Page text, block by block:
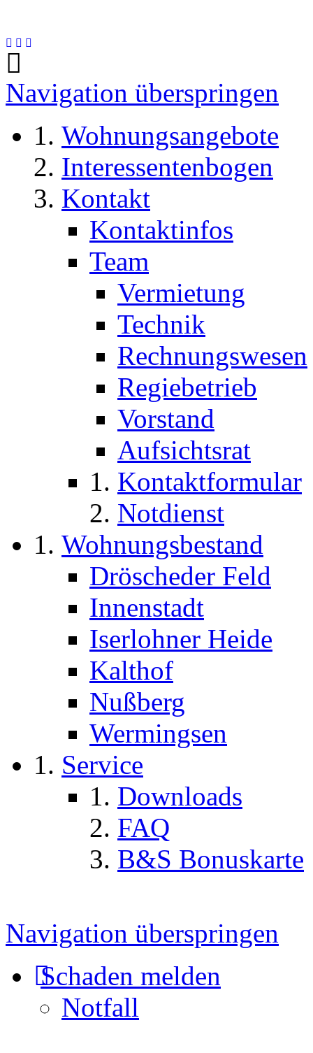
Navigation überspringen
Wohnungsangebote
Interessentenbogen
Kontakt
Kontaktinfos
Team
Vermietung
Technik
Rechnungswesen
Regiebetrieb
Vorstand
Aufsichtsrat
Kontaktformular
Notdienst
Wohnungsbestand
Dröscheder Feld
Innenstadt
Iserlohner Heide
Kalthof
Nußberg
Wermingsen
Service
Downloads
FAQ
B&S Bonuskarte
Navigation überspringen
Schaden melden
Notfall